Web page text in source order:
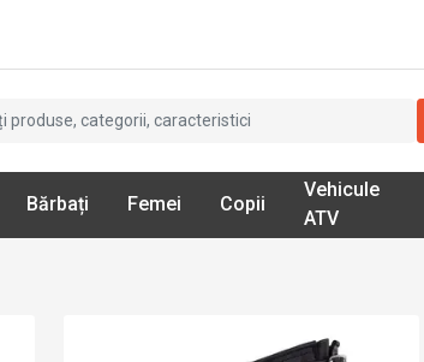
Bărbați Femei Copii
Vehicule
ATV